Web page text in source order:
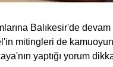
Balıkesir'de
mitingleri de
yaptığı yorum